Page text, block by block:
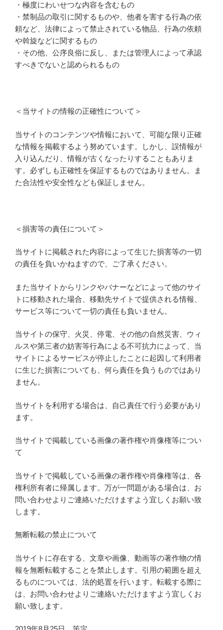
・極度にわいせつな内容を含むもの
・禁制品の取引に関するものや、他者を害する行為の依
頼など、法律によって禁止されている物品、行為の依頼
や斡旋などに関するもの
・その他、公序良俗に反し、または管理人によって承認
すべきでないと認められるもの
＜当サイトの情報の正確性について＞
当サイトのコンテンツや情報において、可能な限り正確
な情報を掲載するよう努めています。しかし、誤情報が
入り込んだり、情報が古くなったりすることもありま
す。必ずしも正確性を保証するものではありません。ま
た合法性や安全性なども保証しません。
＜損害等の責任について＞
当サイトに掲載された内容によって生じた損害等の一切
の責任を負いかねますので、ご了承ください。
また当サイトからリンクやバナーなどによって他のサイ
トに移動された場合、移動先サイトで提供される情報、
サービス等について一切の責任も負いません。
当サイトの保守、火災、停電、その他の自然災害、ウィ
ルスや第三者の妨害等行為による不可抗力によって、当
サイトによるサービスが停止したことに起因して利用者
に生じた損害についても、何ら責任を負うものではあり
ません。
当サイトを利用する場合は、自己責任で行う必要があり
ます。
当サイトで掲載している画像の著作権や肖像権等につい
て
当サイトで掲載している画像の著作権や肖像権等は、各
権利所有者に帰属します。万が一問題がある場合は、お
問い合わせよりご連絡いただけますよう宜しくお願い致
します。
無断転載の禁止について
当サイトに存在する、文章や画像、動画等の著作物の情
報を無断転載することを禁止します。引用の範囲を超え
るものについては、法的処置を行います。転載する際に
は、お問い合わせよりご連絡いただけますよう宜しくお
願い致します。